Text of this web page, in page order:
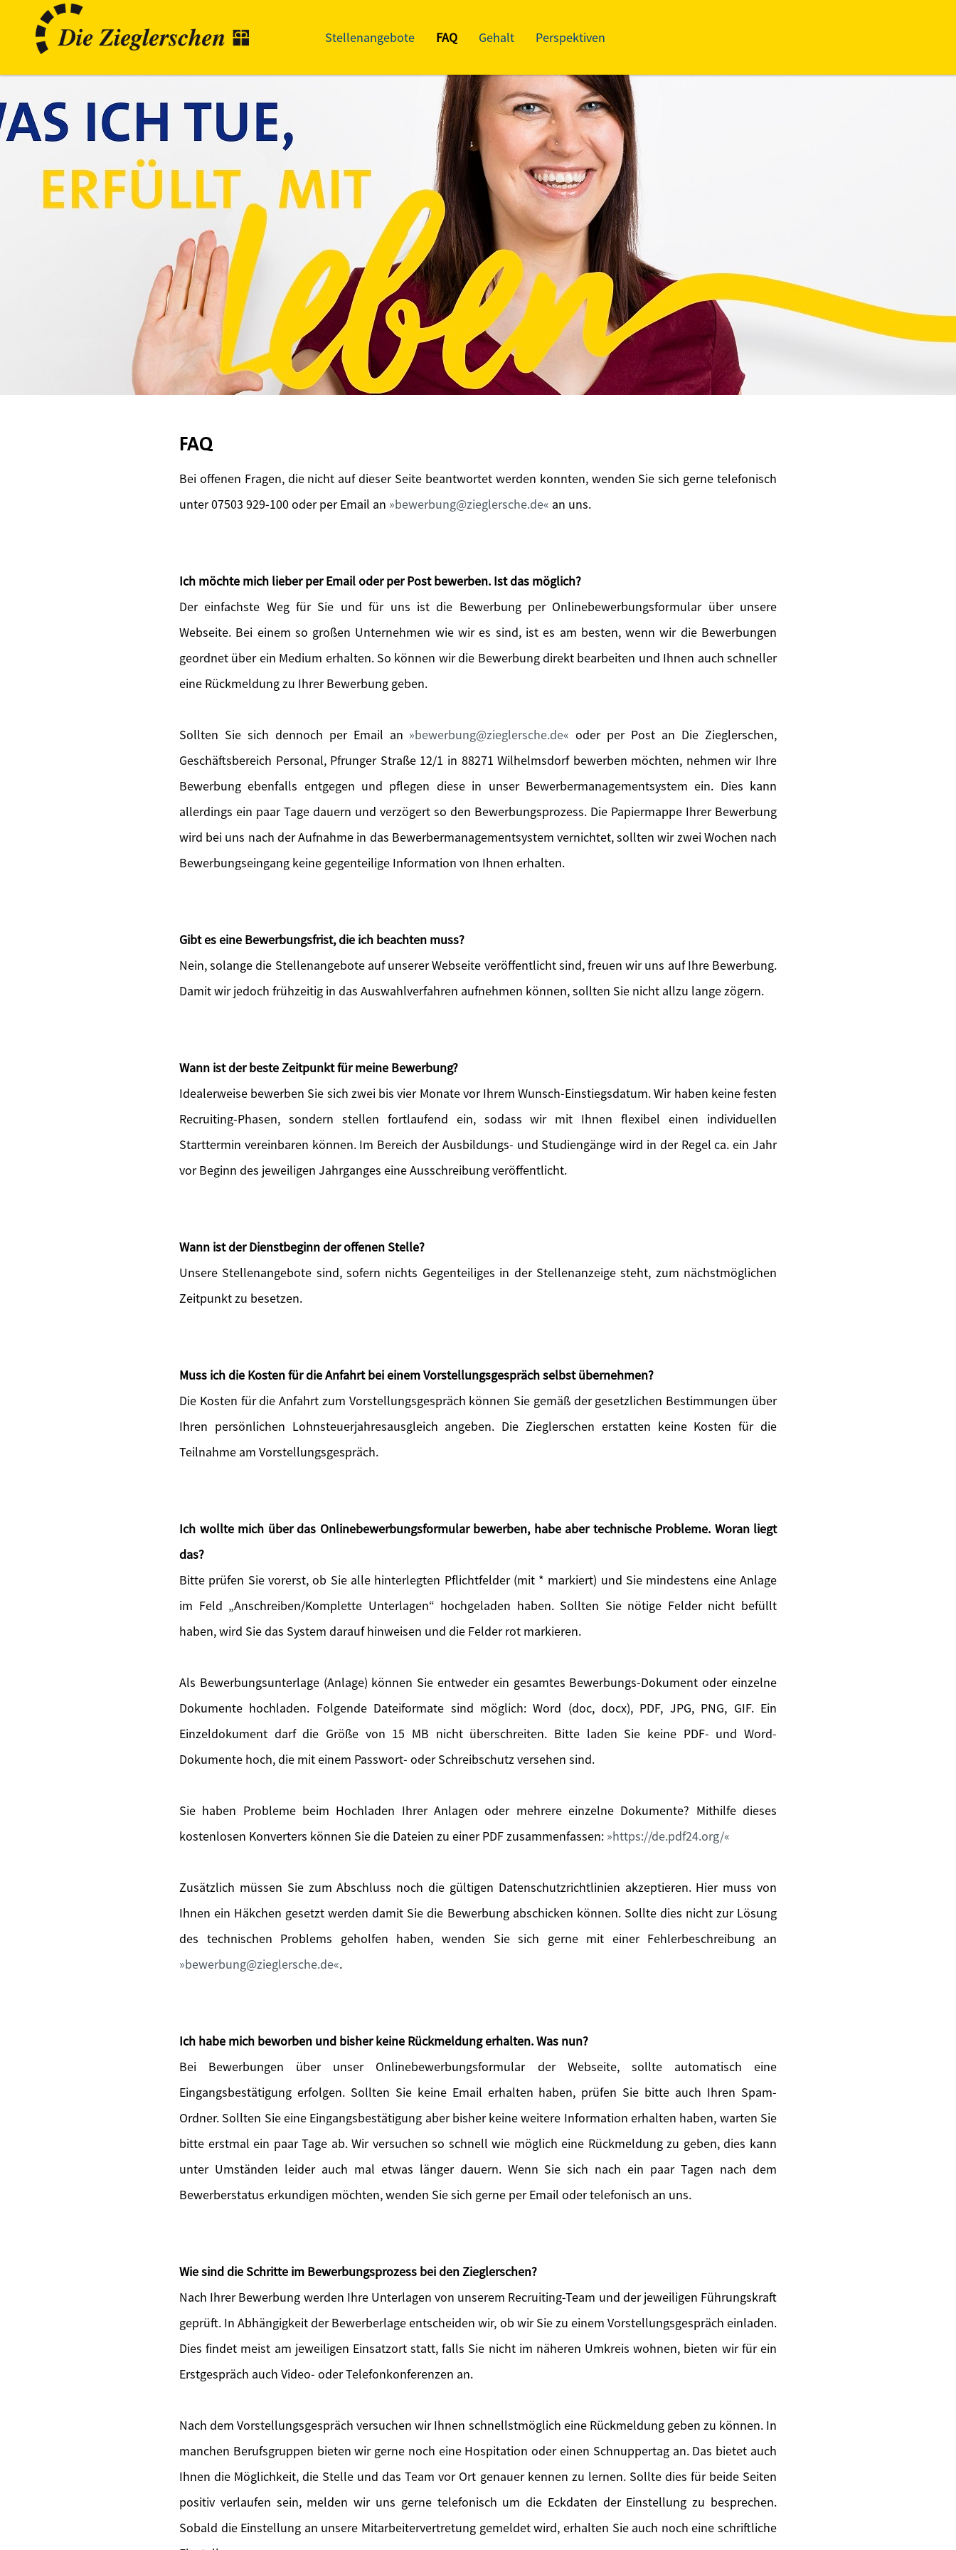
Stellenangebote FAQ Gehalt Perspektiven
FAQ
Bei offenen Fragen, die nicht auf dieser Seite beantwortet werden konnten, wenden Sie sich gerne telefonisch
unter 07503 929-100 oder per Email an
bewerbung@zieglersche.de an uns.
Ich möchte mich lieber per Email oder per Post bewerben. Ist das möglich?
Der einfachste Weg für Sie und für uns ist die Bewerbung per Onlinebewerbungsformular über unsere
Webseite. Bei einem so großen Unternehmen wie wir es sind, ist es am besten, wenn wir die Bewerbungen
geordnet über ein Medium erhalten. So können wir die Bewerbung direkt bearbeiten und Ihnen auch schneller
eine Rückmeldung zu Ihrer Bewerbung geben.
Sollten Sie sich dennoch per Email an bewerbung@zieglersche.de
oder per Post an Die Zieglerschen,
Geschäftsbereich Personal, Pfrunger Straße 12/1 in 88271 Wilhelmsdorf bewerben möchten, nehmen wir Ihre
Bewerbung ebenfalls entgegen und pflegen diese in unser Bewerbermanagementsystem ein. Dies kann
allerdings ein paar Tage dauern und verzögert so den Bewerbungsprozess. Die Papiermappe Ihrer Bewerbung
wird bei uns nach der Aufnahme in das Bewerbermanagementsystem vernichtet, sollten wir zwei Wochen nach
Bewerbungseingang keine gegenteilige Information von Ihnen erhalten.
Gibt es eine Bewerbungsfrist, die ich beachten muss?
Nein, solange die Stellenangebote auf unserer Webseite veröffentlicht sind, freuen wir uns auf Ihre Bewerbung.
Damit wir jedoch frühzeitig in das Auswahlverfahren aufnehmen können, sollten Sie nicht allzu lange zögern.
Wann ist der beste Zeitpunkt für meine Bewerbung?
Idealerweise bewerben Sie sich zwei bis vier Monate vor Ihrem Wunsch-Einstiegsdatum. Wir haben keine festen
Recruiting-Phasen, sondern stellen fortlaufend ein, sodass wir mit Ihnen flexibel einen individuellen
Starttermin vereinbaren können. Im Bereich der Ausbildungs- und Studiengänge wird in der Regel ca. ein Jahr
vor Beginn des jeweiligen Jahrganges eine Ausschreibung veröffentlicht.
Wann ist der Dienstbeginn der offenen Stelle?
Unsere Stellenangebote sind, sofern nichts Gegenteiliges in der Stellenanzeige steht, zum nächstmöglichen
Zeitpunkt zu besetzen.
Muss ich die Kosten für die Anfahrt bei einem Vorstellungsgespräch selbst übernehmen?
Die Kosten für die Anfahrt zum Vorstellungsgespräch können Sie gemäß der gesetzlichen Bestimmungen über
Ihren persönlichen Lohnsteuerjahresausgleich angeben. Die Zieglerschen erstatten keine Kosten für die
Teilnahme am Vorstellungsgespräch.
Ich wollte mich über das Onlinebewerbungsformular bewerben, habe aber technische Probleme. Woran liegt
das?
Bitte prüfen Sie vorerst, ob Sie alle hinterlegten Pflichtfelder (mit * markiert) und Sie mindestens eine Anlage
im Feld „Anschreiben/Komplette Unterlagen“ hochgeladen haben. Sollten Sie nötige Felder nicht befüllt
haben, wird Sie das System darauf hinweisen und die Felder rot markieren.
Als Bewerbungsunterlage (Anlage) können Sie entweder ein gesamtes Bewerbungs-Dokument oder einzelne
Dokumente hochladen. Folgende Dateiformate sind möglich: Word (doc, docx), PDF, JPG, PNG, GIF. Ein
Einzeldokument darf die Größe von 15 MB nicht überschreiten. Bitte laden Sie keine PDF- und Word-
Dokumente hoch, die mit einem Passwort- oder Schreibschutz versehen sind.
Sie haben Probleme beim Hochladen Ihrer Anlagen oder mehrere einzelne Dokumente? Mithilfe dieses
kostenlosen Konverters können Sie die Dateien zu einer PDF zusammenfassen: https://de.pdf24.org/
Zusätzlich müssen Sie zum Abschluss noch die gültigen Datenschutzrichtlinien akzeptieren. Hier muss von
Ihnen ein Häkchen gesetzt werden damit Sie die Bewerbung abschicken können. Sollte dies nicht zur Lösung
des technischen Problems geholfen haben, wenden Sie sich gerne mit einer Fehlerbeschreibung an
bewerbung@zieglersche.de .
Ich habe mich beworben und bisher keine Rückmeldung erhalten. Was nun?
Bei Bewerbungen über unser Onlinebewerbungsformular der Webseite, sollte automatisch eine
Eingangsbestätigung erfolgen. Sollten Sie keine Email erhalten haben, prüfen Sie bitte auch Ihren Spam-
Ordner. Sollten Sie eine Eingangsbestätigung aber bisher keine weitere Information erhalten haben, warten Sie
bitte erstmal ein paar Tage ab. Wir versuchen so schnell wie möglich eine Rückmeldung zu geben, dies kann
unter Umständen leider auch mal etwas länger dauern. Wenn Sie sich nach ein paar Tagen nach dem
Bewerberstatus erkundigen möchten, wenden Sie sich gerne per Email oder telefonisch an uns.
Wie sind die Schritte im Bewerbungsprozess bei den Zieglerschen?
Nach Ihrer Bewerbung werden Ihre Unterlagen von unserem Recruiting-Team und der jeweiligen Führungskraft
geprüft. In Abhängigkeit der Bewerberlage entscheiden wir, ob wir Sie zu einem Vorstellungsgespräch einladen.
Dies findet meist am jeweiligen Einsatzort statt, falls Sie nicht im näheren Umkreis wohnen, bieten wir für ein
Erstgespräch auch Video- oder Telefonkonferenzen an.
Nach dem Vorstellungsgespräch versuchen wir Ihnen schnellstmöglich eine Rückmeldung geben zu können. In
manchen Berufsgruppen bieten wir gerne noch eine Hospitation oder einen Schnuppertag an. Das bietet auch
Ihnen die Möglichkeit, die Stelle und das Team vor Ort genauer kennen zu lernen. Sollte dies für beide Seiten
positiv verlaufen sein, melden wir uns gerne telefonisch um die Eckdaten der Einstellung zu besprechen.
Sobald die Einstellung an unsere Mitarbeitervertretung gemeldet wird, erhalten Sie auch noch eine schriftliche